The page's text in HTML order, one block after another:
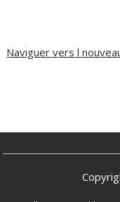
Naviguer vers l